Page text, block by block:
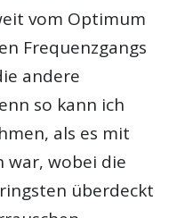
vom Optimum
Frequenzgangs
andere
so kann ich
als es mit
war, wobei die
überdeckt